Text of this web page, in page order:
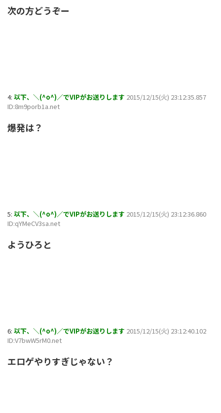
次の方どうぞー
4: 以下、＼(^o^)／でVIPがお送りします 2015/12/15(火) 23:12:35.857
ID:8m9porb1a.net
爆発は？
5: 以下、＼(^o^)／でVIPがお送りします 2015/12/15(火) 23:12:36.860
ID:qYMeCV3sa.net
ようひろと
6: 以下、＼(^o^)／でVIPがお送りします 2015/12/15(火) 23:12:40.102
ID:V7bwW5rM0.net
エロゲやりすぎじゃない？